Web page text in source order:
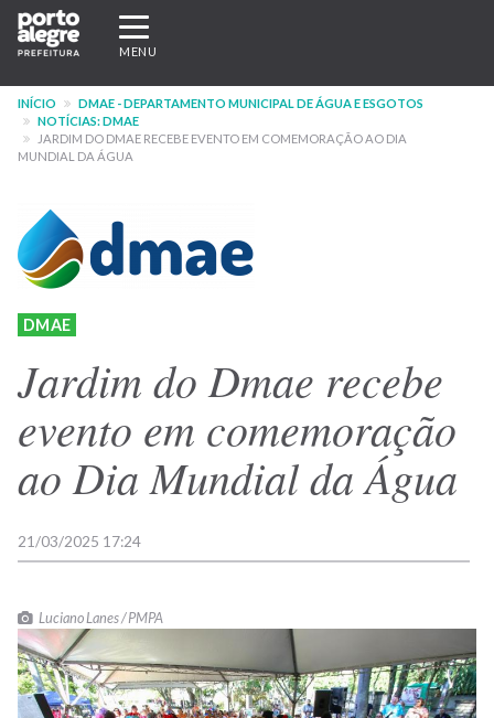
Pular
para
conteúdo
principal
Expandir/recolher
navegação
MENU
INÍCIO
DMAE - DEPARTAMENTO MUNICIPAL DE ÁGUA E ESGOTOS
NOTÍCIAS: DMAE
JARDIM DO DMAE RECEBE EVENTO EM COMEMORAÇÃO AO DIA
MUNDIAL DA ÁGUA
DMAE
Jardim do Dmae recebe
evento em comemoração
ao Dia Mundial da Água
21/03/2025 17:24
Luciano Lanes / PMPA